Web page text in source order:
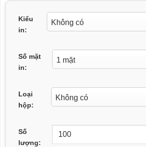
Kiểu
in:
Số mặt
in:
Loại
hộp:
Số
lượng: